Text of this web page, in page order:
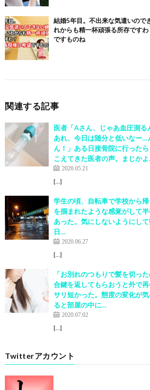
結婚5年目。不出来な気遣いので
れからも精一杯頑張る所存です
ですものね
関連する記事
医者「Aさん、じゃあ血圧測
あれ、今日は随分と低いなー…
ん！」ある日接骨院に行った
こえてきた医者の声。まじか
2020.05.21
[…]
学生の頃、自転車で学校から
を掴まれたような感覚がして
あった。気にしないようにし
日…
2020.06.27
[…]
「お別れのつもりで髪を切っ
合鍵を返してもらおうと外で
サリ短かった。態度の変化が
ると部屋の中に…
2020.07.02
[…]
Twitterアカウント